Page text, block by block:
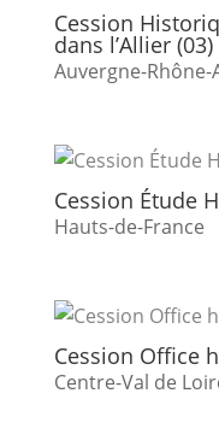
Cession
dans l’Allier (03)
Auvergne-Rhône-
Cession Étude
Hauts-de-France
Cession Office
Centre-Val de